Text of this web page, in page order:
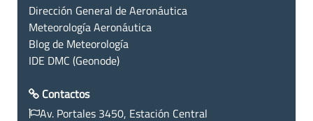
Dirección General de Aeronáutica
Meteorología Aeronáutica
Blog de Meteorología
IDE DMC (Geonode)
Contactos
Av. Portales 3450, Estación Central